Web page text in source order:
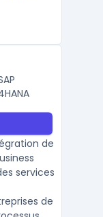
de
services
de